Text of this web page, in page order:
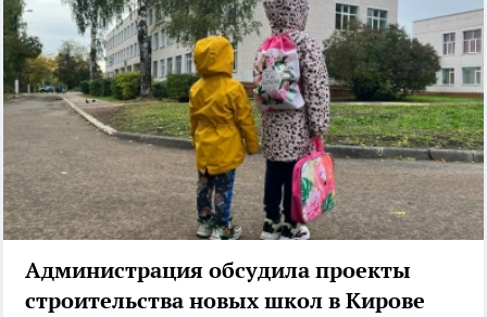
Администрация обсудила проекты
строительства новых школ в Кирове